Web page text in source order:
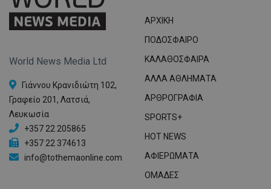
World News Media Ltd
Γιάννου Κρανιδιώτη 102,
Γραφείο 201, Λατσιά,
Λευκωσία
+357 22 205865
+357 22 374613
info@tothemaonline.com
ΑΡΧΙΚΗ
ΠΟΔΟΣΦΑΙΡΟ
ΚΑΛΑΘΟΣΦΑΙΡΑ
ΑΛΛΑ ΑΘΛΗΜΑΤΑ
ΑΡΘΡΟΓΡΑΦΙΑ
SPORTS+
HOT NEWS
ΑΦΙΕΡΩΜΑΤΑ
ΟΜΑΔΕΣ